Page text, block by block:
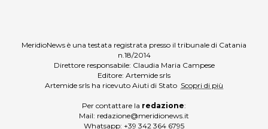
MeridioNews è una testata registrata presso il tribunale di Catania
n.18/2014
Direttore responsabile: Claudia Maria Campese
Editore: Artemide srls
Artemide srls ha ricevuto Aiuti di Stato Scopri di più
Per contattare la redazione:
Mail: redazione@meridionews.it
Whatsapp: +39 342 364 6795